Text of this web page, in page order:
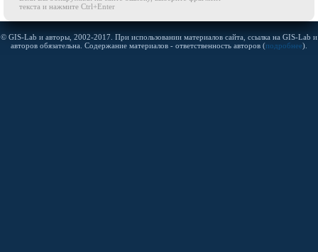
текста и нажмите Ctrl+Enter
© GIS-Lab и авторы, 2002-2017. При использовании материалов сайта, ссылка на GIS-Lab и
авторов обязательна. Содержание материалов - ответственность авторов (подробнее).